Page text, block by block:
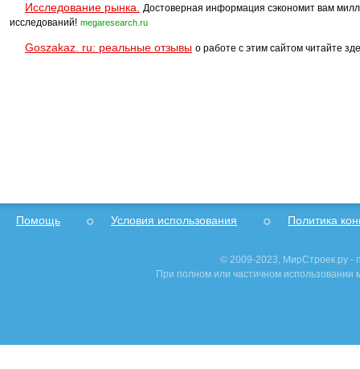
Исследование рынка.
Достоверная информация сэкономит вам
исследований! megaresearch.ru
Goszakaz. ru: реальные отзывы о работе с этим сайтом читайте
Помощь Условия использования Политика
© 2009-2023, МирСтроек.ру -
При полном или частичном использовании